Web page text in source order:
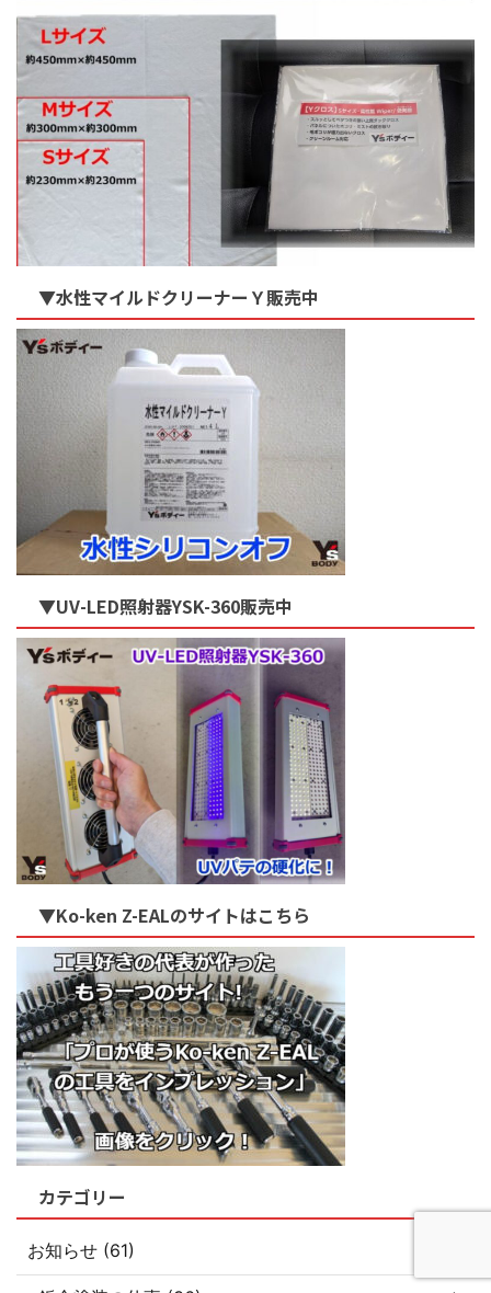
▼水性マイルドクリーナーＹ販売中
▼UV-LED照射器YSK-360販売中
▼Ko-ken Z-EALのサイトはこちら
カテゴリー
お知らせ (61)